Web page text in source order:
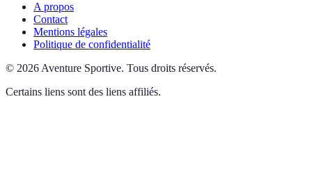
A propos
Contact
Mentions légales
Politique de confidentialité
© 2026 Aventure Sportive. Tous droits réservés.
Certains liens sont des liens affiliés.